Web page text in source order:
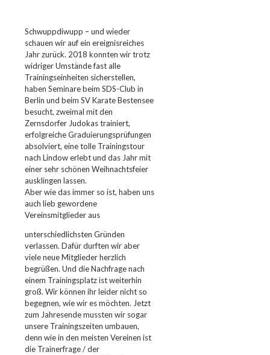
Schwuppdiwupp – und wieder
schauen wir auf ein ereignisreiches
Jahr zurück. 2018 konnten wir trotz
widriger Umstände fast alle
Trainingseinheiten sicherstellen,
haben Seminare beim SDS-Club in
Berlin und beim SV Karate Bestensee
besucht, zweimal mit den
Zernsdorfer Judokas trainiert,
erfolgreiche Graduierungsprüfungen
absolviert, eine tolle Trainingstour
nach Lindow erlebt und das Jahr mit
einer sehr schönen Weihnachtsfeier
ausklingen lassen.
Aber wie das immer so ist, haben uns
auch lieb gewordene
Vereinsmitglieder aus
unterschiedlichsten Gründen
verlassen. Dafür durften wir aber
viele neue Mitglieder herzlich
begrüßen. Und die Nachfrage nach
einem Trainingsplatz ist weiterhin
groß. Wir können ihr leider nicht so
begegnen, wie wir es möchten. Jetzt
zum Jahresende mussten wir sogar
unsere Trainingszeiten umbauen,
denn wie in den meisten Vereinen ist
die Trainerfrage / der